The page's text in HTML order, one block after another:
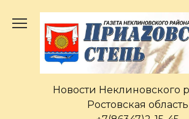
содержанию
Новости Неклиновского
Ростовская область